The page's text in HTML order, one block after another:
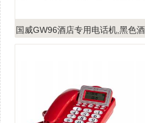
国威GW96酒店专用电话机,黑色酒